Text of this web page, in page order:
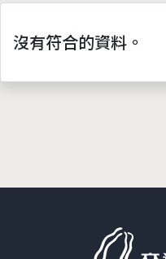
沒有符合的資料。